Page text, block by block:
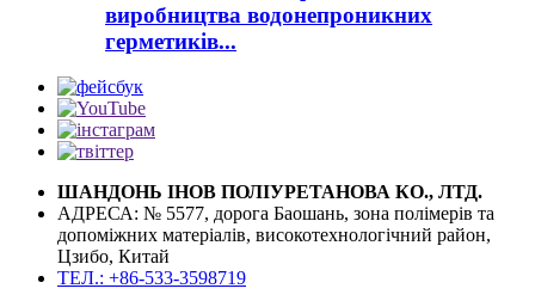
виробництва водонепроникних
герметиків...
ШАНДОНЬ ІНОВ ПОЛІУРЕТАНОВА КО., ЛТД.
АДРЕСА: № 5577, дорога Баошань, зона полімерів та
допоміжних матеріалів, високотехнологічний район,
Цзибо, Китай
ТЕЛ.: +86-533-3598719